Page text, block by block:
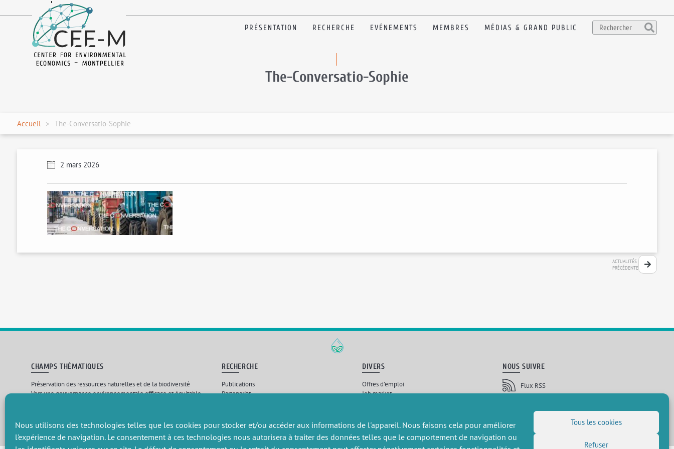
Nous utilisons des technologies telles que les cookies pour stocker et/ou accéder aux informations de l'appareil. Nous faisons cela pour améliorer
l'expérience de navigation. Le consentement à ces technologies nous autorisera à traiter des données telles que le comportement de navigation ou
Tous les cookies
Refuser
en
PRÉSENTATION RECHERCHE EVÉNEMENTS MEMBRES MÉDIAS & GRAND PUBLIC
The-Conversatio-Sophie
Accueil The-Conversatio-Sophie
2 mars 2026
ACTUALITÉS
PRÉCÉDENTE
CHAMPS THÉMATIQUES
Préservation des ressources naturelles et de la biodiversité
Vers une gouvernance environnementale efficace et équitable
RECHERCHE
Publications
Partenariat
DIVERS
Offres d’emploi
Job market
Politique de confidentialité
NOUS SUIVRE
Flux RSS
(Twitter)
Inscription à la newsletter